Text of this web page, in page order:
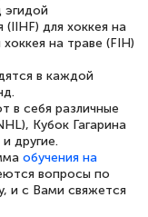
для хоккея на
на траве (FIH)
в каждой
в себя различные
Кубок Гагарина
другие.
обучения на
вопросы по
и с Вами свяжется